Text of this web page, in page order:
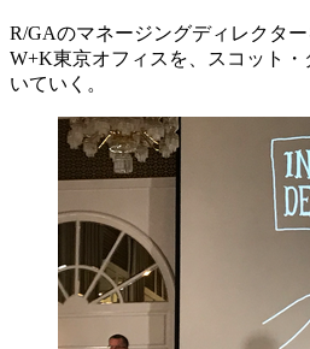
R/GAのマネージングディレクタ
W+K東京オフィスを、スコット
いていく。